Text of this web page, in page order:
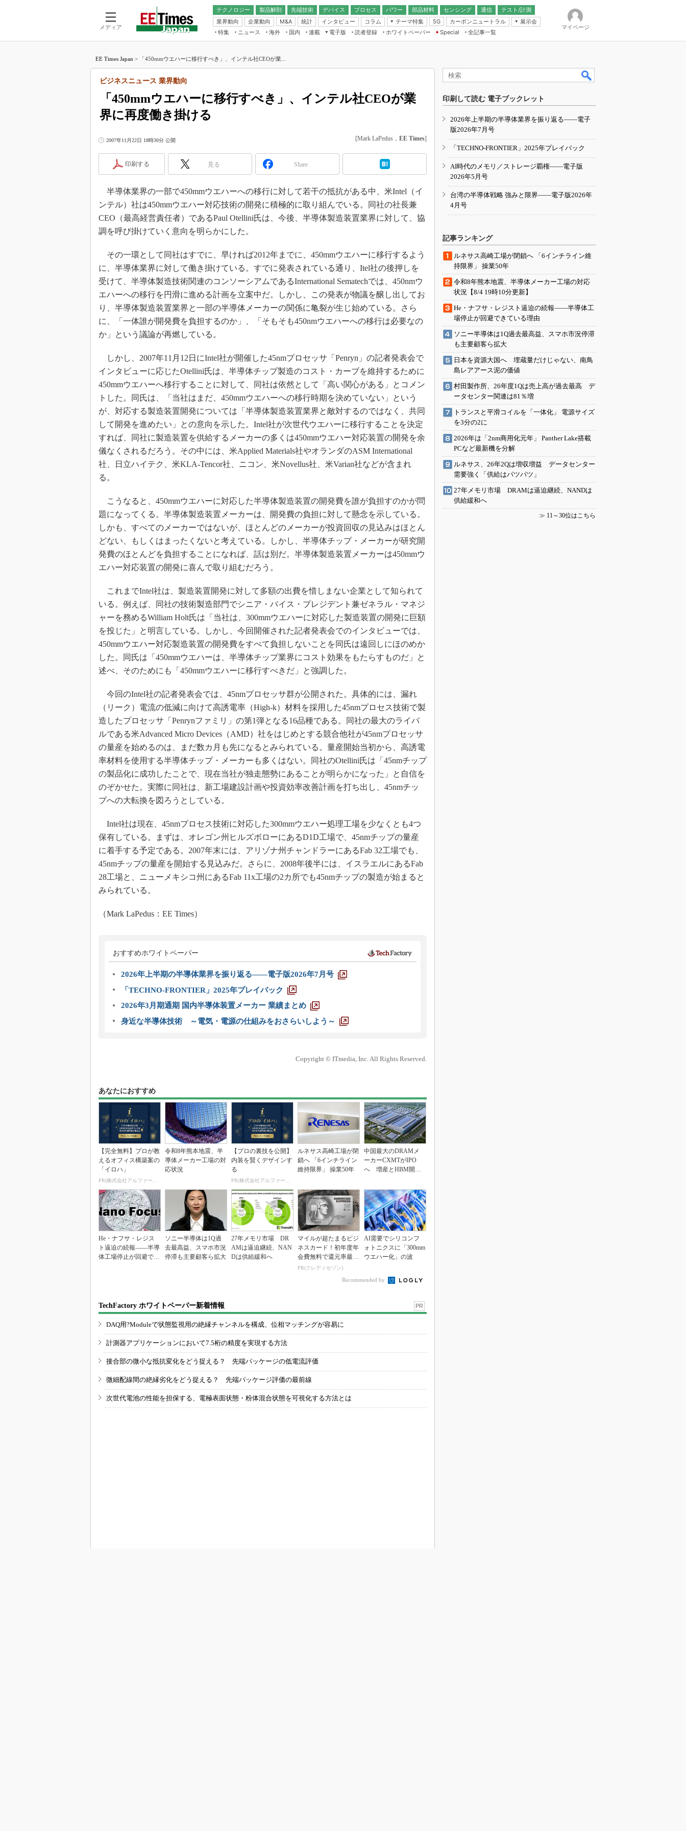
メディア
テクノロジー 製品解剖
先端技術
電池／エネルギー
デバイス
アナログ
マイコン
プロセス パワー 部品材料 センシング
通信
無線
テスト/計測
業界動向
企業動向 M&A 統計 インタビュー コラム
テーマ特集
フィジカルAI
読者調査（EE Times Research）
エレクトロニクス入門（EDN
Japan）
5G カーボンニュートラル
展示会
IoT・エッジコンピューティング
EXPO
TECHNO-FRONTIER
人とくるま展
特集 ニュース 海外 国内
連載
福田昭のデバイス通信
大山聡の業界スコープ
大原雄介のエレ・組み込みプレイバ
ック
世界を「数字」で回してみよう
踊るバズワード ～Behind the
この10年で起こったこと、次の10年
で起こること
製品分解で探るアジアの新トレンド
光伝送技術を知る
改革、執念の180日
イノベーションは日本を救うのか
IHSアナリスト「未来展望」
「英語に愛されないエンジニア」の
ための新行動論
電子版
電子ブックレット
読者登録 ホワイトペーパー
Special
全記事一覧
マイページ
EE Times Japan > 「450mmウエハーに移行すべき」、インテル社CEOが業...
「450mmウエハーに移行すべき」、インテル社CEOが業
界に再度働き掛ける
ビジネスニュース 業界動向
2007年11月22日 18時30分 公開 [Mark LaPedus， EE Times]
印刷する 見る Share
半導体業界の一部で450mmウエハーへの移行に対して若干の抵抗がある中、米Intel（イ
ンテル）社は450mmウエハー対応技術の開発に積極的に取り組んでいる。同社の社長兼
CEO（最高経営責任者）であるPaul Otellini氏は、今後、半導体製造装置業界に対して、協
調を呼び掛けていく意向を明らかにした。
その一環として同社はすでに、早ければ2012年までに、450mmウエハーに移行するよう
に、半導体業界に対して働き掛けている。すでに発表されている通り、Itel社の後押しを
受けて、半導体製造技術関連のコンソーシアムであるInternational Sematechでは、450nmウ
エハーへの移行を円滑に進める計画を立案中だ。しかし、この発表が物議を醸し出してお
り、半導体製造装置業界と一部の半導体メーカーの関係に亀裂が生じ始めている。さら
に、「一体誰が開発費を負担するのか」、「そもそも450nmウエハーへの移行は必要なの
か」という議論が再燃している。
しかし、2007年11月12日にIntel社が開催した45nmプロセッサ「Penryn」の記者発表会で
インタビューに応じたOtellini氏は、半導体チップ製造のコスト・カーブを維持するために
450mmウエハーへ移行することに対して、同社は依然として「高い関心がある」とコメン
トした。同氏は、「当社はまだ、450mmウエハーへの移行時期を決めていない」という
が、対応する製造装置開発については「半導体製造装置業界と敵対するのではなく、共同
して開発を進めたい」との意向を示した。Intel社が次世代ウエハーに移行することを決定
すれば、同社に製造装置を供給するメーカーの多くは450mmウエハー対応装置の開発を余
儀なくされるだろう。その中には、米Applied Materials社やオランダのASM International
社、日立ハイテク、米KLA-Tencor社、ニコン、米Novellus社、米Varian社などが含まれ
る。
こうなると、450mmウエハーに対応した半導体製造装置の開発費を誰が負担すのかが問
題になってくる。半導体製造装置メーカーは、開発費の負担に対して懸念を示している。
しかも、すべてのメーカーではないが、ほとんどのメーカーが投資回収の見込みはほとん
どない、もしくはまったくないと考えている。しかし、半導体チップ・メーカーが研究開
発費のほとんどを負担することになれば、話は別だ。半導体製造装置メーカーは450mmウ
エハー対応装置の開発に喜んで取り組むだろう。
これまでIntel社は、製造装置開発に対して多額の出費を惜しまない企業として知られて
いる。例えば、同社の技術製造部門でシニア・バイス・プレジデント兼ゼネラル・マネジ
ャーを務めるWilliam Holt氏は「当社は、300mmウエハーに対応した製造装置の開発に巨額
を投じた」と明言している。しかし、今回開催された記者発表会でのインタビューでは、
450mmウエハー対応製造装置の開発費をすべて負担しないことを同氏は遠回しにほのめか
した。同氏は「450mmウエハーは、半導体チップ業界にコスト効果をもたらすものだ」と
述べ、そのためにも「450mmウエハーに移行すべきだ」と強調した。
今回のIntel社の記者発表会では、45nmプロセッサ群が公開された。具体的には、漏れ
（リーク）電流の低減に向けて高誘電率（High-k）材料を採用した45nmプロセス技術で製
造したプロセッサ「Penrynファミリ」の第1弾となる16品種である。同社の最大のライバ
ルである米Advanced Micro Devices（AMD）社をはじめとする競合他社が45nmプロセッサ
の量産を始めるのは、まだ数カ月も先になるとみられている。量産開始当初から、高誘電
率材料を使用する半導体チップ・メーカーも多くはない。同社のOtellini氏は「45nmチップ
の製品化に成功したことで、現在当社が独走態勢にあることが明らかになった」と自信を
のぞかせた。実際に同社は、新工場建設計画や投資効率改善計画を打ち出し、45nmチッ
プへの大転換を図ろうとしている。
Intel社は現在、45nmプロセス技術に対応した300mmウエハー処理工場を少なくとも4つ
保有している。まずは、オレゴン州ヒルズボローにあるD1D工場で、45nmチップの量産
に着手する予定である。2007年末には、アリゾナ州チャンドラーにあるFab 32工場でも、
45nmチップの量産を開始する見込みだ。さらに、2008年後半には、イスラエルにあるFab
28工場と、ニューメキシコ州にあるFab 11x工場の2カ所でも45nmチップの製造が始まると
みられている。
（Mark LaPedus：EE Times）
おすすめホワイトペーパー
2026年上半期の半導体業界を振り返る――電子版2026年7月号
「TECHNO-FRONTIER」2025年プレイバック
2026年3月期通期 国内半導体装置メーカー 業績まとめ
身近な半導体技術 ～電気・電源の仕組みをおさらいしよう～
Copyright © ITmedia, Inc. All Rights Reserved.
あなたにおすすめ
【完全無料】プロが教
えるオフィス構築案の
「イロハ」
PR(株式会社アルファーテクノ)
令和8年熊本地震、半
導体メーカー工場の対
応状況
【プロの裏技を公開】
内装を賢くデザインす
る
PR(株式会社アルファーテクノ)
ルネサス高崎工場が閉
鎖へ 「6インチライン
維持限界」 操業50年
中国最大のDRAMメ
ーカーCXMTがIPO
へ 増産とHBM開発
He・ナフサ・レジス
ト逼迫の続報――半導
体工場停止が回避でき
ソニー半導体は1Q過
去最高益、スマホ市況
停滞も主要顧客ら拡大
27年メモリ市場 DR
AMは逼迫継続、NAN
Dは供給緩和へ
マイルが超たまるビジ
ネスカード！初年度年
会費無料で還元率最大
1.125%
PR(クレディセゾン)
AI需要でシリコンフ
ォトニクスに「300mm
ウエハー化」の波
Recommended by
TechFactory ホワイトペーパー新着情報 PR
DAQ用?Moduleで状態監視用の絶縁チャンネルを構成、位相マッチングが容易に
計測器アプリケーションにおいて7.5桁の精度を実現する方法
接合部の微小な抵抗変化をどう捉える？ 先端パッケージの低電流評価
微細配線間の絶縁劣化をどう捉える？ 先端パッケージ評価の最前線
次世代電池の性能を担保する、電極表面状態・粉体混合状態を可視化する方法とは
印刷して読む 電子ブックレット
2026年上半期の半導体業界を振り返る――電子
版2026年7月号
「TECHNO-FRONTIER」2025年プレイバック
AI時代のメモリ／ストレージ覇権――電子版
2026年5月号
台湾の半導体戦略 強みと限界――電子版2026年
4月号
記事ランキング
ルネサス高崎工場が閉鎖へ 「6インチライン維
持限界」 操業50年
令和8年熊本地震、半導体メーカー工場の対応
状況【8/4 19時10分更新】
He・ナフサ・レジスト逼迫の続報――半導体工
場停止が回避できている理由
ソニー半導体は1Q過去最高益、スマホ市況停滞
も主要顧客ら拡大
日本を資源大国へ 埋蔵量だけじゃない、南鳥
島レアアース泥の価値
村田製作所、26年度1Qは売上高が過去最高 デ
ータセンター関連は81％増
トランスと平滑コイルを「一体化」 電源サイズ
を3分の2に
2026年は「2nm商用化元年」 Panther Lake搭載
PCなど最新機を分解
ルネサス、26年2Qは増収増益 データセンター
需要強く「供給はパツパツ」
27年メモリ市場 DRAMは逼迫継続、NANDは
供給緩和へ
≫ 11～30位はこちら